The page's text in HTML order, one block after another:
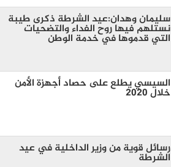
سليمان وهدان:عيد الشرطة ذكرى طيبة
نستلهم فيها روح الفداء والتضحيات
التي قدموها في خدمة الوطن
السيسي يطلع على حصاد أجهزة الأمن
خلال 2020
رسائل قوية من وزير الداخلية في عيد
الشرطة